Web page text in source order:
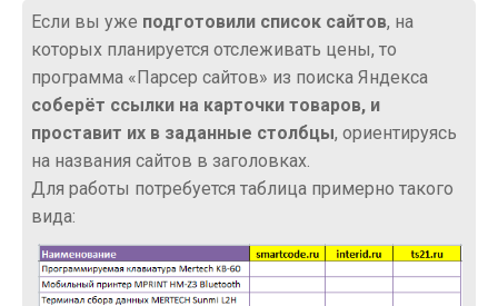
Если вы уже подготовили список сайтов, на
которых планируется отслеживать цены, то
программа «Парсер сайтов» из поиска Яндекса
соберёт ссылки на карточки товаров, и
проставит их в заданные столбцы, ориентируясь
на названия сайтов в заголовках.
Для работы потребуется таблица примерно такого
вида: